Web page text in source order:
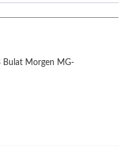
Bulat Morgen MG-